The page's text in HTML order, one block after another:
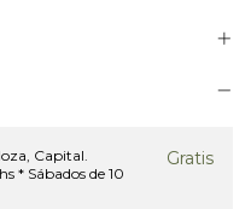
Capital.
* Sábados de 10
Gratis